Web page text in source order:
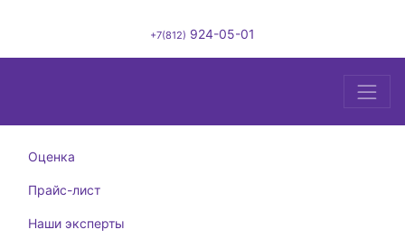
+7(812) 924-05-01
Оценка
Прайс-лист
Наши эксперты